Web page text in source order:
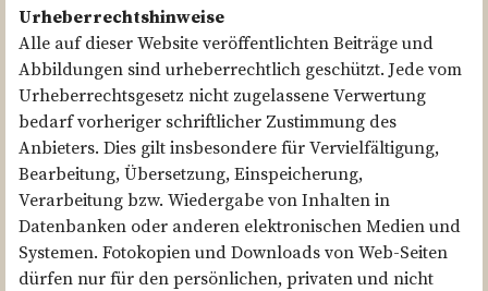
Urheberrechtshinweise
Alle auf dieser Website veröffentlichten Beiträge und
Abbildungen sind urheberrechtlich geschützt. Jede vom
Urheberrechtsgesetz nicht zugelassene Verwertung
bedarf vorheriger schriftlicher Zustimmung des
Anbieters. Dies gilt insbesondere für Vervielfältigung,
Bearbeitung, Übersetzung, Einspeicherung,
Verarbeitung bzw. Wiedergabe von Inhalten in
Datenbanken oder anderen elektronischen Medien und
Systemen. Fotokopien und Downloads von Web-Seiten
dürfen nur für den persönlichen, privaten und nicht